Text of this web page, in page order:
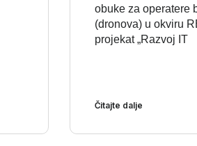
obuke za operatere
(dronova) u okviru
projekat „Razvoj IT
Čitajte dalje